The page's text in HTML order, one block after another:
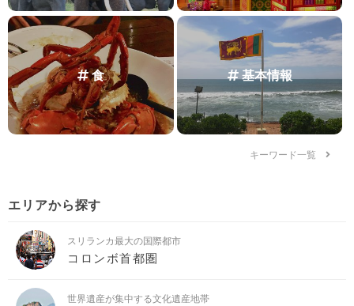
食 基本情報
キーワード一覧
エリアから探す
スリランカ最大の国際都市
コロンボ首都圏
世界遺産が集中する文化遺産地帯